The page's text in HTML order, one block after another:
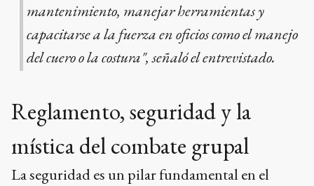
mantenimiento, manejar herramientas y
capacitarse a la fuerza en oficios como el manejo
del cuero o la costura", señaló el entrevistado.
Reglamento, seguridad y la
mística del combate grupal
La seguridad es un pilar fundamental en el